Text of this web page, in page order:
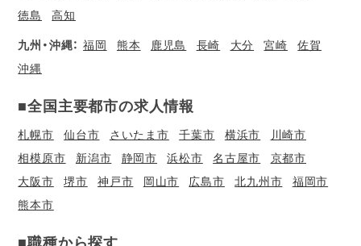
徳島
高知
九州・沖縄： 福岡 熊本 鹿児島 長崎 大分 宮崎
佐賀
沖縄
■全国主要都市の求人情報
札幌市 仙台市 さいたま市 千葉市 横浜市
川崎市
相模原市
新潟市 静岡市 浜松市 名古屋市
京都市
大阪市
堺市 神戸市 岡山市 広島市 北九州市
福岡市
熊本市